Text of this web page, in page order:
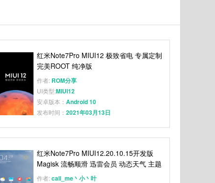
红米Note7Pro MIUI12 极致省电 专属定制
完美ROOT 纯净版
作者: ROM分享
UI类型:MIUI12
安卓版本： Android 10
发布时间： 2021年03月13日
红米Note7Pro MIUI12.20.10.15开发版
Magisk 流畅顺滑 迅雷会员 动态天气 主题
和谐 省电稳定 秒截图
作者:call_me丶小丶叶